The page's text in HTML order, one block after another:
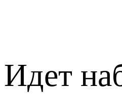
Идет